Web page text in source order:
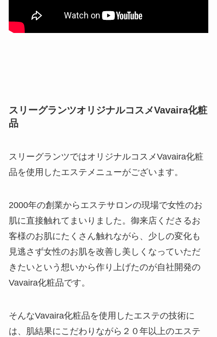
スリーグランツオリジナルコスメVavaira化粧
品
スリーグランツではオリジナルコスメVavaira化粧
品を使用したエステメニューがございます。
2000年の創業からエステサロンの現場で女性のお
肌に直接触れてまいりました。御来店くださるお
客様のお肌にたくさん触れながら、少しの変化も
見逃さず女性のお肌を改善し美しくなっていただ
きたいという想いから作り上げたのが自社開発の
Vavaira化粧品です。
そんなVavaira化粧品を使用したエステの技術に
は、肌結果にこだわりながら２０年以上のエステ